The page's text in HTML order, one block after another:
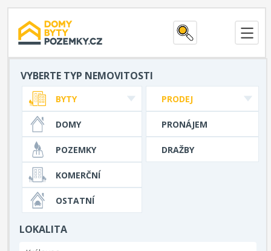
VYBERTE TYP NEMOVITOSTI
PRODEJ
PRONÁJEM
DRAŽBY
BYTY
DOMY
POZEMKY
KOMERČNÍ
OSTATNÍ
LOKALITA